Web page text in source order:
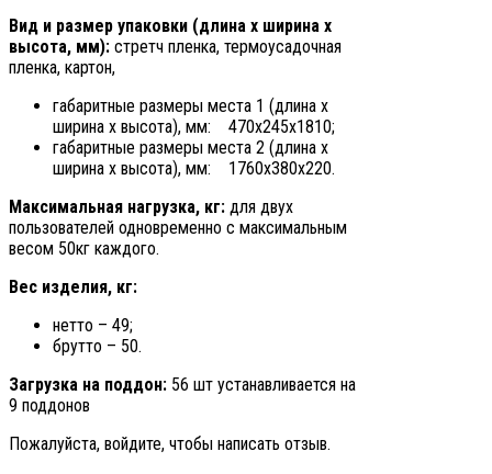
Вид и размер упаковки (длина х ширина х
высота, мм): стретч пленка, термоусадочная
пленка, картон,
габаритные размеры места 1 (длина х
ширина х высота), мм: 470х245х1810;
габаритные размеры места 2 (длина х
ширина х высота), мм: 1760х380х220.
Максимальная нагрузка, кг: для двух
пользователей одновременно с максимальным
весом 50кг каждого.
Вес изделия, кг:
нетто – 49;
брутто – 50.
Загрузка на поддон: 56 шт устанавливается на
9 поддонов
Пожалуйста, войдите, чтобы написать отзыв.